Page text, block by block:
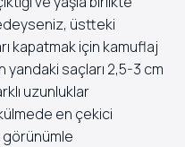
üstteki
kapatmak için kamuflaj
yandaki saçları 2,5-3 cm
uzunluklar
en çekici